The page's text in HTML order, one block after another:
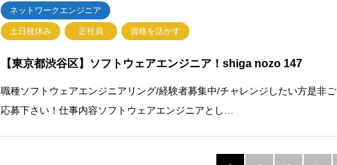
ネットワークエンジニア
土日祝休み 正社員 資格を活かす
【東京都渋谷区】ソフトウェアエンジニア！shiga nozo 147
職種ソフトウェアエンジニアリング/経験者募集中/チャレンジしたい方是非ご
応募下さい！仕事内容ソフトウェアエンジニアとし…